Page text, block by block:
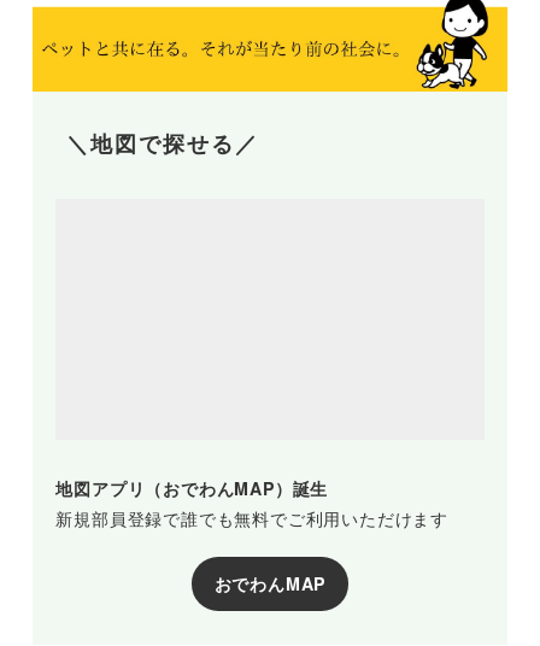
＼地図で探せる／
地図アプリ（おでわんMAP）誕生
新規部員登録で誰でも無料でご利用いただけます
おでわんMAP